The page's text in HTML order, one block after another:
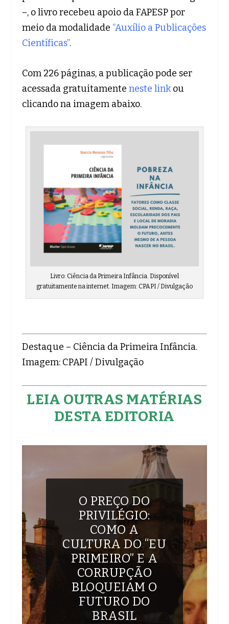
–, o livro recebeu apoio da FAPESP por
meio da modalidade “Auxílio a Publicações
Científicas”.
Com 226 páginas, a publicação pode ser
acessada gratuitamente neste linkou
clicando na imagem abaixo.
Livro: Ciência da Primeira Infância. Disponível
gratuitamente na internet. Imagem: CPAPI / Divulgação
Destaque – Ciência da Primeira Infância.
Imagem: CPAPI / Divulgação
LEIA OUTRAS MATÉRIAS
DESTA EDITORIA
O PREÇO DO
PRIVILÉGIO:
COMO A
CULTURA DO “EU
PRIMEIRO” E A
CORRUPÇÃO
BLOQUEIAM O
FUTURO DO
BRASIL